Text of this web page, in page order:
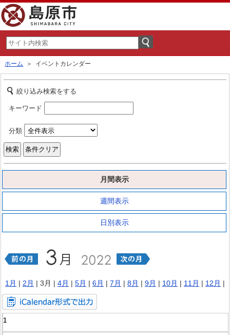
ホーム ＞ イベントカレンダー
絞り込み検索をする
キーワード
分類
月間表示
週間表示
日別表示
1月 | 2月 | 3月 | 4月 | 5月 | 6月 | 7月 | 8月 | 9月 | 10月 | 11月 | 12月 |
1